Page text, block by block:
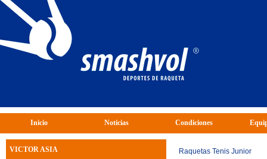
Inicio Noticias Condiciones
Raquetas Tenis Junior
VICTOR ASIA